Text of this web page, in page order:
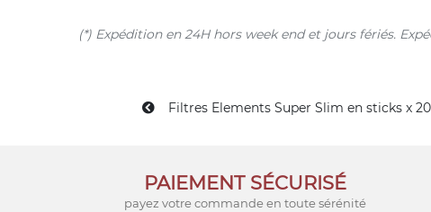
(*) Expédition en 24H hors week end et jours fériés.
Filtres Elements Super Slim en sticks x 20
PAIEMENT SÉCURISÉ
payez votre commande en toute sérénité